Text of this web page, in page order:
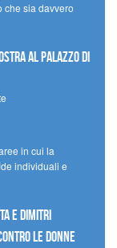
che sia davvero
al Palazzo di
in cui la
individuali e
e Dimitri
le donne